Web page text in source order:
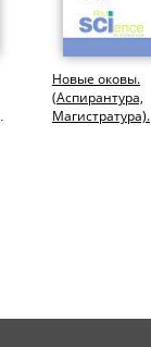
Новые оковы.
(Аспирантура,
Магистратура).